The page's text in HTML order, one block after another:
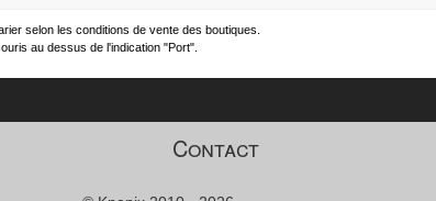
selon les conditions de vente des boutiques.
au dessus de l'indication "Port".
Contact